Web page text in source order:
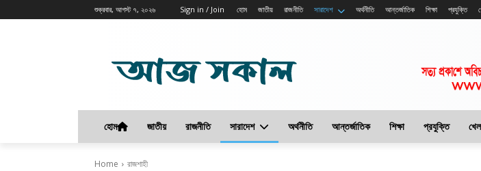
শুক্রবার, আগস্ট ৭, ২০২৬ Sign in / Join হোম জাতীয় রাজনীতি সারাদেশ অর্থনীতি আন্তর্জাতিক শিক্ষা প্রযুক্তি
হোম জাতীয় রাজনীতি সারাদেশ অর্থনীতি আন্তর্জাতিক শিক্ষা প্রযুক্তি
Home রাজশাহী